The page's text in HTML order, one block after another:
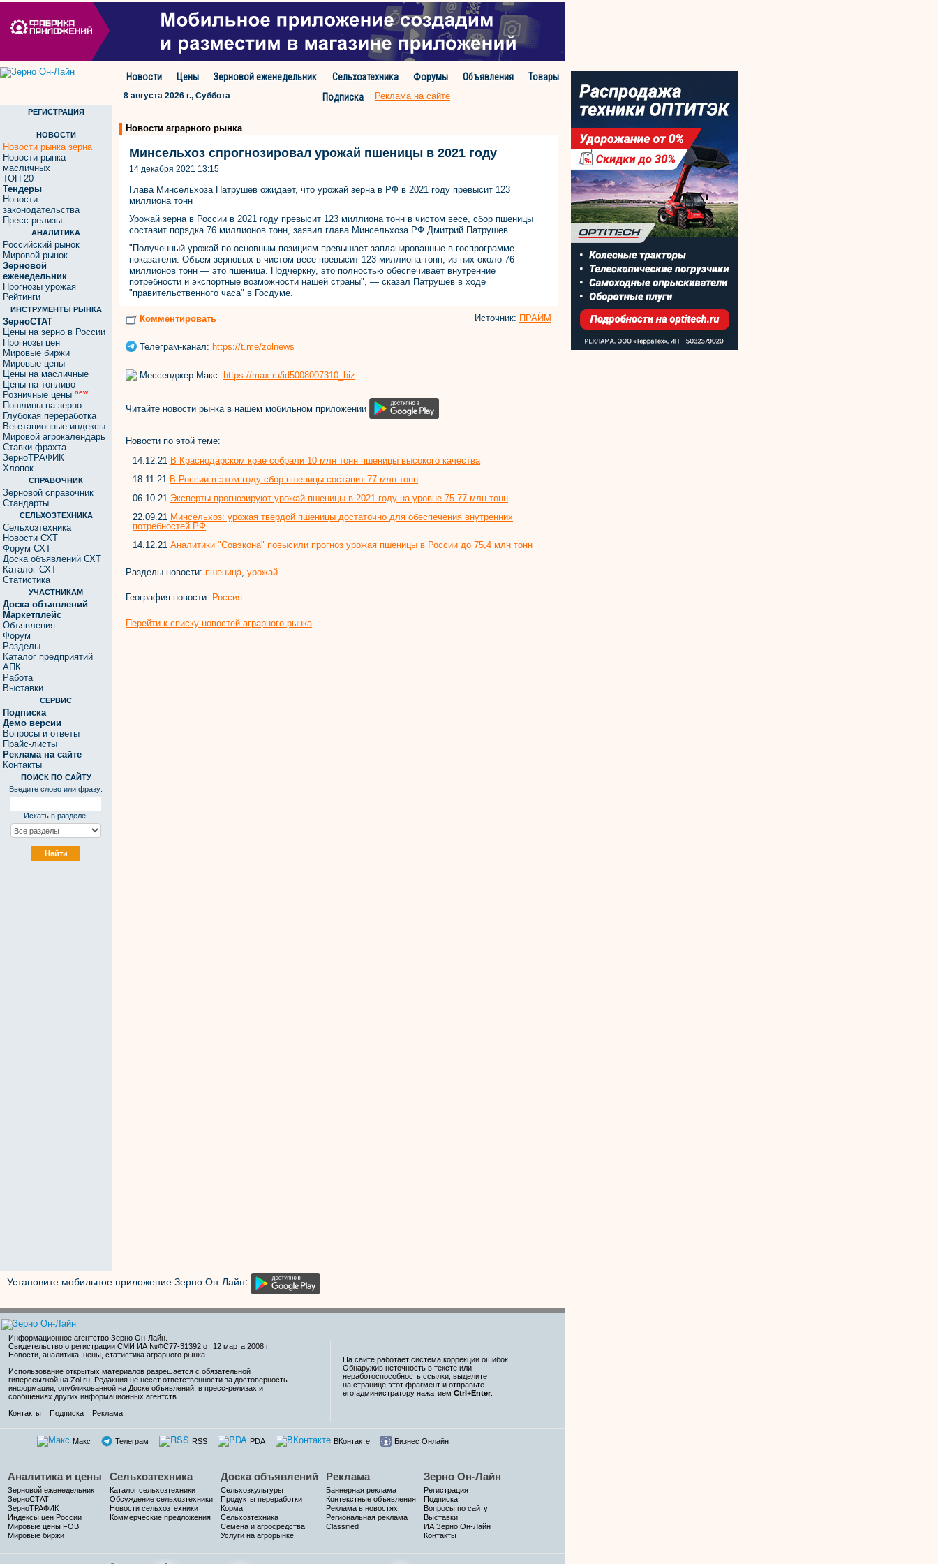
Новости Цены Зерновой еженедельник Сельхозтехника Форумы Объявления
Товары
Подписка
8 августа 2026 г., Суббота Реклама на сайте
РЕГИСТРАЦИЯ
НОВОСТИ
Новости рынка зерна
Новости рынка
масличных
ТОП 20
Тендеры
Новости
законодательства
Пресс-релизы
АНАЛИТИКА
Российский рынок
Мировой рынок
Зерновой
еженедельник
Прогнозы урожая
Рейтинги
ИНСТРУМЕНТЫ РЫНКА
ЗерноСТАТ
Цены на зерно в России
Прогнозы цен
Мировые биржи
Мировые цены
Цены на масличные
Цены на топливо
Розничные цены new
Пошлины на зерно
Глубокая переработка
Вегетационные индексы
Мировой агрокалендарь
Ставки фрахта
ЗерноТРАФИК
Хлопок
СПРАВОЧНИК
Зерновой справочник
Стандарты
СЕЛЬХОЗТЕХНИКА
Сельхозтехника
Новости СХТ
Форум СХТ
Доска объявлений СХТ
Каталог СХТ
Статистика
УЧАСТНИКАМ
Доска объявлений
Маркетплейс
Объявления
Форум
Разделы
Каталог предприятий
АПК
Работа
Выставки
СЕРВИС
Подписка
Демо версии
Вопросы и ответы
Прайс-листы
Реклама на сайте
Контакты
ПОИСК ПО САЙТУ
Введите слово или фразу:
Искать в разделе:
Новости аграрного рынка
Минсельхоз спрогнозировал урожай пшеницы в 2021 году
14 декабря 2021 13:15
Глава Минсельхоза Патрушев ожидает, что урожай зерна в РФ в 2021 году превысит 123
миллиона тонн
Урожай зерна в России в 2021 году превысит 123 миллиона тонн в чистом весе, сбор пшеницы
составит порядка 76 миллионов тонн, заявил глава Минсельхоза РФ Дмитрий Патрушев.
"Полученный урожай по основным позициям превышает запланированные в госпрограмме
показатели. Объем зерновых в чистом весе превысит 123 миллиона тонн, из них около 76
миллионов тонн — это пшеница. Подчеркну, это полностью обеспечивает внутренние
потребности и экспортные возможности нашей страны", — сказал Патрушев в ходе
"правительственного часа" в Госдуме.
Комментировать Источник: ПРАЙМ
Телеграм-канал: https://t.me/zolnews
Мессенджер Макс: https://max.ru/id5008007310_biz
Читайте новости рынка в нашем мобильном приложении
Новости по этой теме:
14.12.21 В Краснодарском крае собрали 10 млн тонн пшеницы высокого качества
18.11.21 В России в этом году сбор пшеницы составит 77 млн тонн
06.10.21 Эксперты прогнозируют урожай пшеницы в 2021 году на уровне 75-77 млн тонн
22.09.21 Минсельхоз: урожая твердой пшеницы достаточно для обеспечения внутренних
потребностей РФ
14.12.21 Аналитики "Совэкона" повысили прогноз урожая пшеницы в России до 75,4 млн тонн
Разделы новости: пшеница урожай
География новости: Россия
Перейти к списку новостей аграрного рынка
Установите мобильное приложение Зерно Он-Лайн:
Информационное агентство Зерно Он-Лайн
Свидетельство о регистрации СМИ ИА №ФС77-31392 от 12 марта 2008 г.
Новости, аналитика, цены, статистика аграрного рынка.
Использование открытых материалов разрешается с обязательной
гиперссылкой на Zol.ru. Редакция не несет ответственности за достоверность
информации, опубликованной на Доске объявлений, в пресс-релизах и
сообщениях других информационных агентств.
Контакты
Подписка Реклама
На сайте работает система коррекции ошибок.
Обнаружив неточность в тексте или
неработоспособность ссылки, выделите
на странице этот фрагмент и отправьте
его администратору нажатием Ctrl+Enter
Макс Телеграм RSS PDA ВКонтакте Бизнес Онлайн
Аналитика и цены
Зерновой еженедельник
ЗерноСТАТ
ЗерноТРАФИК
Индексы цен России
Мировые цены FOB
Мировые биржи
Сельхозтехника
Каталог сельхозтехники
Обсуждение сельхозтехники
Новости сельхозтехники
Коммерческие предложения
Доска объявлений
Сельхозкультуры
Продукты переработки
Корма
Сельхозтехника
Семена и агросредства
Услуги на агрорынке
Реклама
Баннерная реклама
Контекстные объявления
Реклама в новостях
Региональная реклама
Classified
Зерно Он-Лайн
Регистрация
Подписка
Вопросы по сайту
Выставки
ИА Зерно Он-Лайн
Контакты